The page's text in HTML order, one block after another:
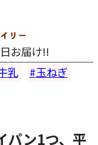
お届け!!
乳
玉ねぎ
パン1つ、平